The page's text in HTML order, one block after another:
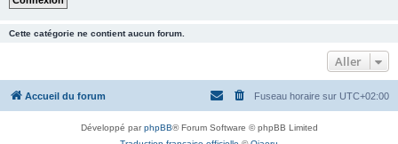
Cette catégorie ne contient aucun forum.
Aller
Accueil du forum Fuseau horaire sur UTC+02:00
Développé parphpBB® Forum Software © phpBB Limited